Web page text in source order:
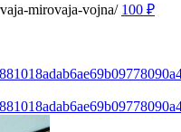
mirovaja-vojna/ 100 ₽